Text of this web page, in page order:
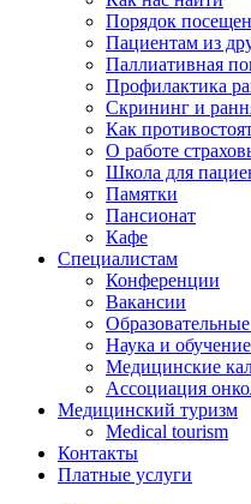
Порядок
Пациентам из
Паллиативная
Профилактика
Скрининг и
Как
О работе
Школа для
Памятки
Пансионат
Кафе
Специалистам
Конференции
Вакансии
Наука и обучение
Медицинские
Ассоциация
Медицинский туризм
Medical tourism
Контакты
Платные услуги